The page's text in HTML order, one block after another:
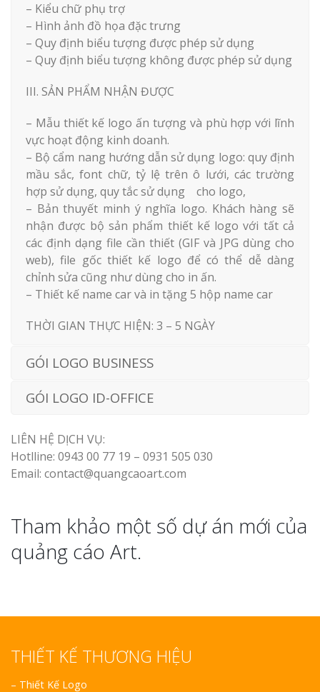
– Kiểu chữ phụ trợ
– Hình ảnh đồ họa đặc trưng
– Quy định biểu tượng được phép sử dụng
– Quy định biểu tượng không được phép sử dụng
III. SẢN PHẨM NHẬN ĐƯỢC
– Mẫu thiết kế logo ấn tượng và phù hợp với lĩnh
vực hoạt động kinh doanh.
– Bộ cẩm nang hướng dẫn sử dụng logo: quy định
mầu sắc, font chữ, tỷ lệ trên ô lưới, các trường
hợp sử dụng, quy tắc sử dụng cho logo,
– Bản thuyết minh ý nghĩa logo. Khách hàng sẽ
nhận được bộ sản phẩm thiết kế logo với tất cả
các định dạng file cần thiết (GIF và JPG dùng cho
web), file gốc thiết kế logo để có thể dễ dàng
chỉnh sửa cũng như dùng cho in ấn.
– Thiết kế name car và in tặng 5 hộp name car
THỜI GIAN THỰC HIỆN: 3 – 5 NGÀY
GÓI LOGO BUSINESS
GÓI LOGO ID-OFFICE
LIÊN HỆ DỊCH VỤ:
Hotlline: 0943 00 77 19 – 0931 505 030
Email: contact@quangcaoart.com
Tham khảo một số dự án mới của
quảng cáo Art.
THIẾT KẾ THƯƠNG HIỆU
– Thiết Kế Logo